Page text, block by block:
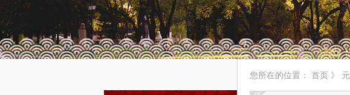
您所在的位置： 首页 》